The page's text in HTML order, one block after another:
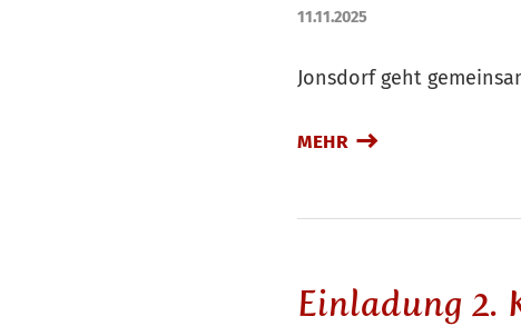
11.11.2025
Jonsdorf geht
MEHR
Einladung 2.